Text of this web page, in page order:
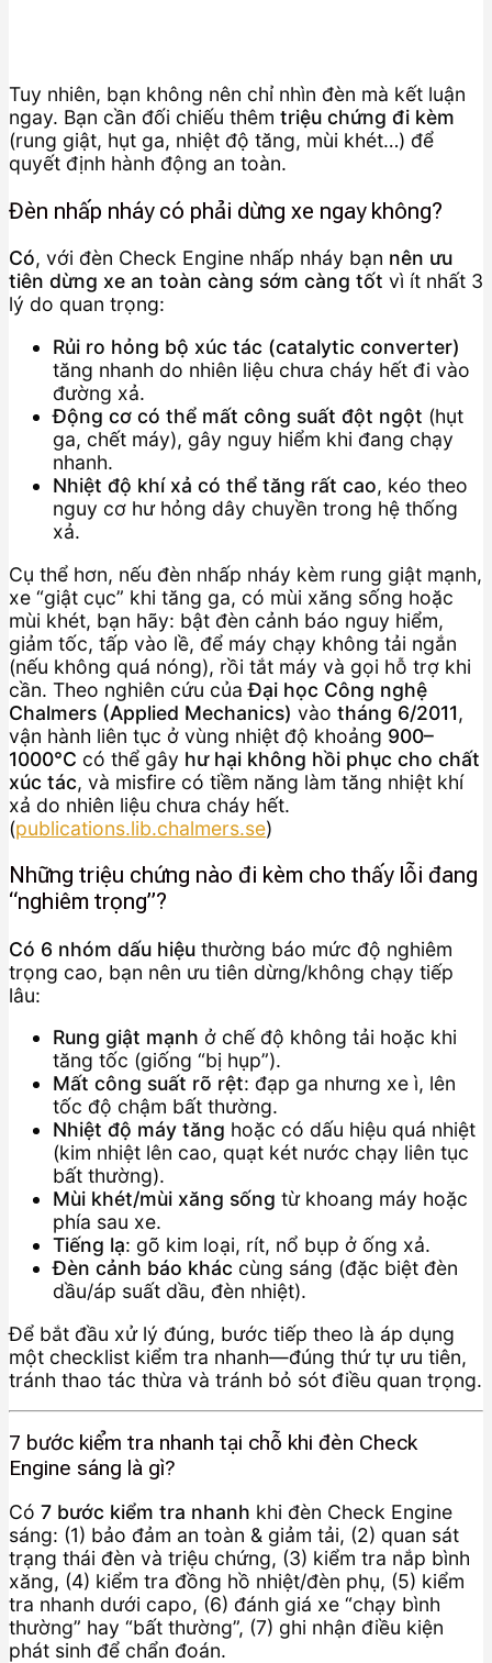
Tuy nhiên, bạn không nên chỉ nhìn đèn mà kết luận
ngay. Bạn cần đối chiếu thêm triệu chứng đi kèm
(rung giật, hụt ga, nhiệt độ tăng, mùi khét…) để
quyết định hành động an toàn.
Đèn nhấp nháy có phải dừng xe ngay không?
Có, với đèn Check Engine nhấp nháy bạn nên ưu
tiên dừng xe an toàn càng sớm càng tốt vì ít nhất 3
lý do quan trọng:
Rủi ro hỏng bộ xúc tác (catalytic converter)
tăng nhanh do nhiên liệu chưa cháy hết đi vào
đường xả.
Động cơ có thể mất công suất đột ngột (hụt
ga, chết máy), gây nguy hiểm khi đang chạy
nhanh.
Nhiệt độ khí xả có thể tăng rất cao, kéo theo
nguy cơ hư hỏng dây chuyền trong hệ thống
xả.
Cụ thể hơn, nếu đèn nhấp nháy kèm rung giật mạnh,
xe “giật cục” khi tăng ga, có mùi xăng sống hoặc
mùi khét, bạn hãy: bật đèn cảnh báo nguy hiểm,
giảm tốc, tấp vào lề, để máy chạy không tải ngắn
(nếu không quá nóng), rồi tắt máy và gọi hỗ trợ khi
cần. Theo nghiên cứu củaĐại học Công nghệ
Chalmers (Applied Mechanics) vào tháng 6/2011,
vận hành liên tục ở vùng nhiệt độ khoảng 900–
1000°C có thể gây hư hại không hồi phục cho chất
xúc tác, và misfire có tiềm năng làm tăng nhiệt khí
xả do nhiên liệu chưa cháy hết.
(publications.lib.chalmers.se)
Những triệu chứng nào đi kèm cho thấy lỗi đang
“nghiêm trọng”?
Có 6 nhóm dấu hiệu thường báo mức độ nghiêm
trọng cao, bạn nên ưu tiên dừng/không chạy tiếp
lâu:
Rung giật mạnh ở chế độ không tải hoặc khi
tăng tốc (giống “bị hụp”).
Mất công suất rõ rệt: đạp ga nhưng xe ì, lên
tốc độ chậm bất thường.
Nhiệt độ máy tăng hoặc có dấu hiệu quá nhiệt
(kim nhiệt lên cao, quạt két nước chạy liên tục
bất thường).
Mùi khét/mùi xăng sống từ khoang máy hoặc
phía sau xe.
Tiếng lạ: gõ kim loại, rít, nổ bụp ở ống xả.
Đèn cảnh báo khác cùng sáng (đặc biệt đèn
dầu/áp suất dầu, đèn nhiệt).
Để bắt đầu xử lý đúng, bước tiếp theo là áp dụng
một checklist kiểm tra nhanh—đúng thứ tự ưu tiên,
tránh thao tác thừa và tránh bỏ sót điều quan trọng.
7 bước kiểm tra nhanh tại chỗ khi đèn Check
Engine sáng là gì?
Có 7 bước kiểm tra nhanh khi đèn Check Engine
sáng: (1) bảo đảm an toàn & giảm tải, (2) quan sát
trạng thái đèn và triệu chứng, (3) kiểm tra nắp bình
xăng, (4) kiểm tra đồng hồ nhiệt/đèn phụ, (5) kiểm
tra nhanh dưới capo, (6) đánh giá xe “chạy bình
thường” hay “bất thường”, (7) ghi nhận điều kiện
phát sinh để chẩn đoán.